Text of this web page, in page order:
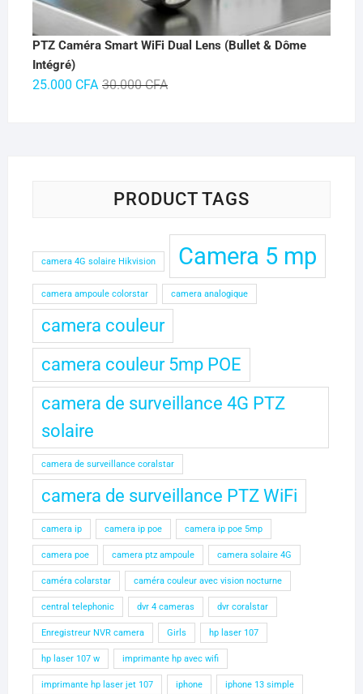
PTZ Caméra Smart WiFi Dual Lens (Bullet & Dôme
Intégré)
30.000CFALe
25.000 CFA
Le
PRODUCT TAGS
camera 4G solaire Hikvision Camera 5 mp
camera ampoule colorstar camera analogique
camera couleur
camera couleur 5mp POE
camera de surveillance 4G PTZ
solaire
camera de surveillance coralstar
camera de surveillance PTZ WiFi
camera ip camera ip poe camera ip poe 5mp
camera poe camera ptz ampoule camera solaire 4G
caméra colarstar caméra couleur avec vision nocturne
central telephonic dvr 4 cameras dvr coralstar
Enregistreur NVR camera Girls hp laser 107
hp laser 107 w imprimante hp avec wifi
imprimante hp laser jet 107 iphone iphone 13 simple